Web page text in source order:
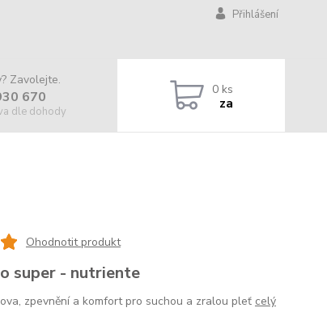
Přihlášení
Zavolejte.
670
dle dohody
0 ks
za
Ohodnotit produkt
super - nutriente
zpevnění a komfort pro suchou a zralou pleť celý